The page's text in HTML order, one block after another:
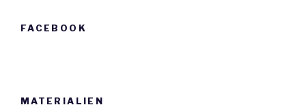
FACEBOOK
MATERIALIEN